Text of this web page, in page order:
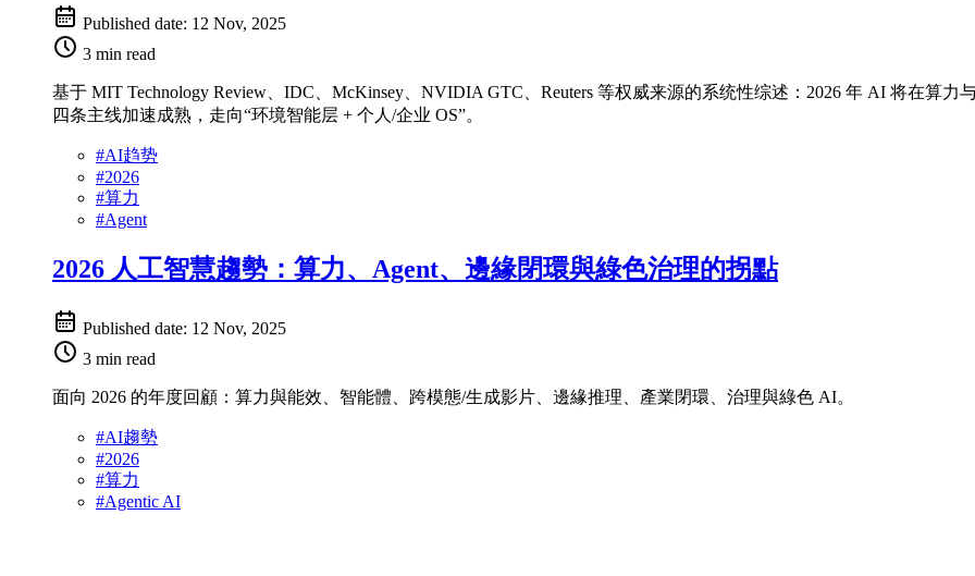
Published date: 12 Nov, 2025
3 min read
基于 MIT Technology Review、IDC、McKinsey、NVIDIA GTC、Reuters 等权威来源的系统性综述：2026 年 AI 将在算
四条主线加速成熟，走向“环境智能层 + 个人/企业 OS”。
#AI趋势
#2026
#算力
#Agent
2026 人工智慧趨勢：算力、Agent、邊緣閉環與綠色治理的拐點
Published date: 12 Nov, 2025
3 min read
面向 2026 的年度回顧：算力與能效、智能體、跨模態/生成影片、邊緣推理、產業閉環、治理與綠色 AI。
#AI趨勢
#2026
#算力
#Agentic AI